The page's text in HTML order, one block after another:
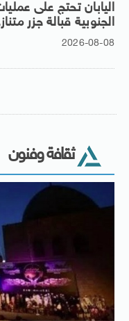
اليابان تحتج على
الجنوبية قبالة جزر
2026-08-08
ثقافة وفنون